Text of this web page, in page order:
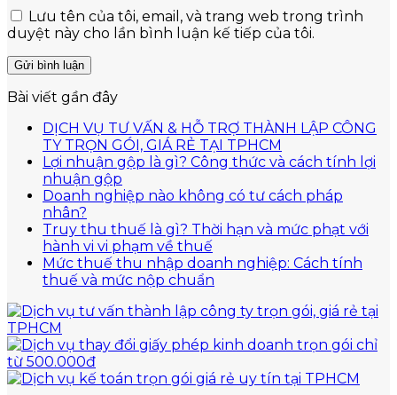
Lưu tên của tôi, email, và trang web trong trình
duyệt này cho lần bình luận kế tiếp của tôi.
Bài viết gần đây
DỊCH VỤ TƯ VẤN & HỖ TRỢ THÀNH LẬP CÔNG
TY TRỌN GÓI, GIÁ RẺ TẠI TPHCM
có
luận
DỊCH
TƯ
HỖ
THÀNH
CÔNG
Lợi nhuận gộp là gì? Công thức và cách tính lợi
nhuận gộp
có
luận
ở
Lợi
nhuận
là
Công
và
Doanh nghiệp nào không có tư cách pháp
nhân?
có
bình
luận
ở
nghiệp
không
có
tư
Truy thu thuế là gì? Thời hạn và mức phạt với
hành vi vi phạm về thuếKhông
có
bình
ở
thu
là
Mức thuế thu nhập doanh nghiệp: Cách tính
thuế và mức nộp chuẩn
bình
ở
thuế